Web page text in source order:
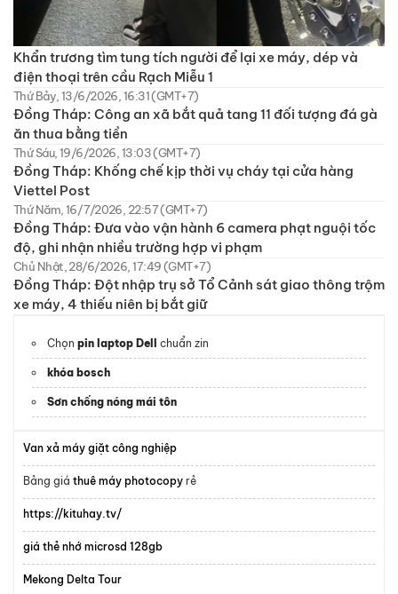
Khẩn trương tìm tung tích người để lại xe máy, dép và
điện thoại trên cầu Rạch Miễu 1
Thứ Bảy, 13/6/2026, 16:31 (GMT+7)
Đồng Tháp: Công an xã bắt quả tang 11 đối tượng đá gà
ăn thua bằng tiền
Thứ Sáu, 19/6/2026, 13:03 (GMT+7)
Đồng Tháp: Khống chế kịp thời vụ cháy tại cửa hàng
Viettel Post
Thứ Năm, 16/7/2026, 22:57 (GMT+7)
Đồng Tháp: Đưa vào vận hành 6 camera phạt nguội tốc
độ, ghi nhận nhiều trường hợp vi phạm
Chủ Nhật, 28/6/2026, 17:49 (GMT+7)
Đồng Tháp: Đột nhập trụ sở Tổ Cảnh sát giao thông trộm
xe máy, 4 thiếu niên bị bắt giữ
Chọn pin laptop Dell chuẩn zin
khóa bosch
Sơn chống nóng mái tôn
Van xả máy giặt công nghiệp
Bảng giá thuê máy photocopy rẻ
https://kituhay.tv/
giá thẻ nhớ microsd 128gb
Mekong Delta Tour